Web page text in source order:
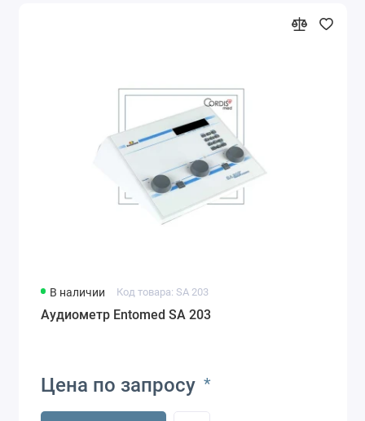
В наличии Код товара: SA 203
Аудиометр Entomed SA 203
Цена по запросу *